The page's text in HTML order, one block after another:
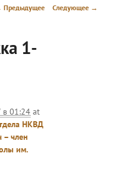
Предыдущее Следующее →
1-
в 01:24 at
НКВД
член
им.